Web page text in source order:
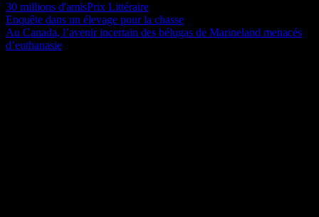
30 millions d'amisPrix Littéraire
Navigation
de
Publication
précédente :
Enquête dans un élevage pour la chasse
Publication
suivante :
Au Canada, l’avenir incertain des bélugas de Marineland menacés
d’euthanasie